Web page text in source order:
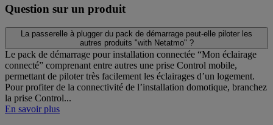
Question sur un produit
La passerelle à plugger du pack de démarrage peut-elle piloter les
autres produits "with Netatmo" ?
Le pack de démarrage pour installation connectée “Mon éclairage
connecté” comprenant entre autres une prise Control mobile,
permettant de piloter très facilement les éclairages d’un logement.
Pour profiter de la connectivité de l’installation domotique, branchez
la prise Control...
En savoir plus